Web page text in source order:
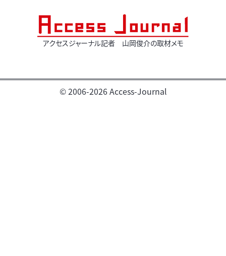
アクセスジャーナル記者 山岡俊介の取材メモ
© 2006-2026 Access-Journal